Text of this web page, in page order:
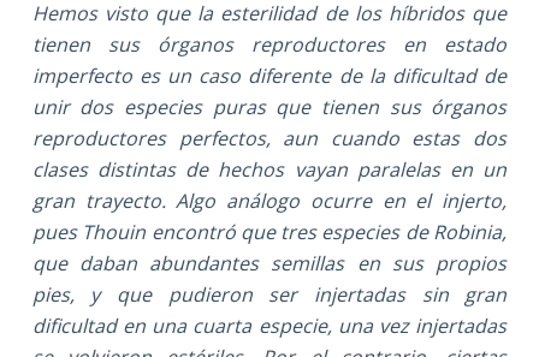
Hemos visto que la esterilidad de los híbridos que
tienen sus órganos reproductores en estado
imperfecto es un caso diferente de la dificultad de
unir dos especies puras que tienen sus órganos
reproductores perfectos, aun cuando estas dos
clases distintas de hechos vayan paralelas en un
gran trayecto. Algo análogo ocurre en el injerto,
pues Thouin encontró que tres especies de Robinia,
que daban abundantes semillas en sus propios
pies, y que pudieron ser injertadas sin gran
dificultad en una cuarta especie, una vez injertadas